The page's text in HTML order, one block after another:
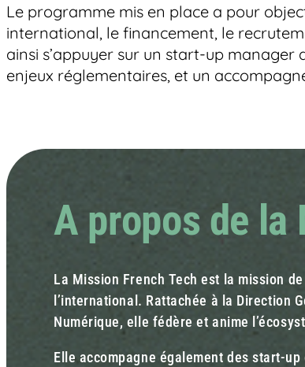
Le programme mis en place a pour
international, le financement, le
ainsi s’appuyer sur un start-up manager
enjeux réglementaires, et un
A propos de la
La Mission French Tech est la mission
l’international. Rattachée à la Direction
Numérique, elle fédère et anime
Elle accompagne également des start-